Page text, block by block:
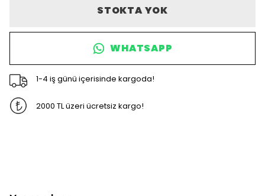
STOKTA YOK
WHATSAPP
1-4 iş günü içerisinde kargoda!
2000 TL üzeri ücretsiz kargo!